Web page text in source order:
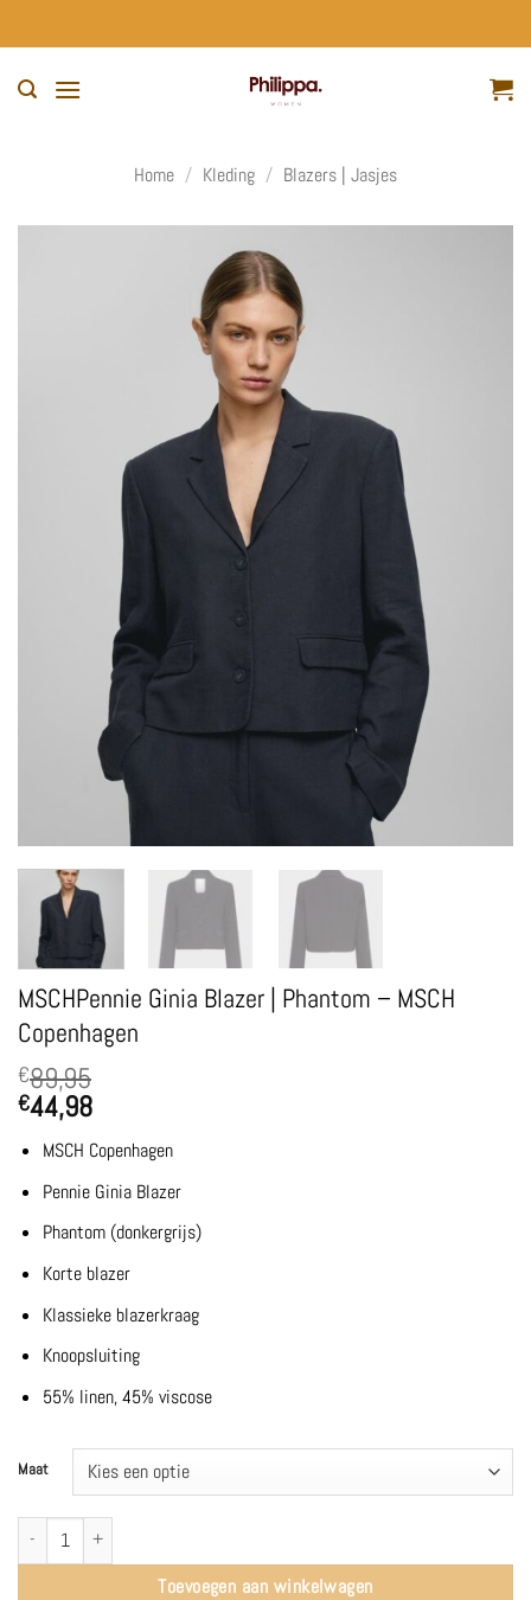
naar
Home / Kleding / Blazers | Jasjes
MSCHPennie Ginia Blazer | Phantom – MSCH
Copenhagen
€89,95
€44,98
MSCH Copenhagen
Pennie Ginia Blazer
Phantom (donkergrijs)
Korte blazer
Klassieke blazerkraag
Knoopsluiting
55% linen, 45% viscose
Maat
MSCHPennie Ginia Blazer | Phantom - MSCH Copenhagen aantal
Toevoegen aan winkelwagen